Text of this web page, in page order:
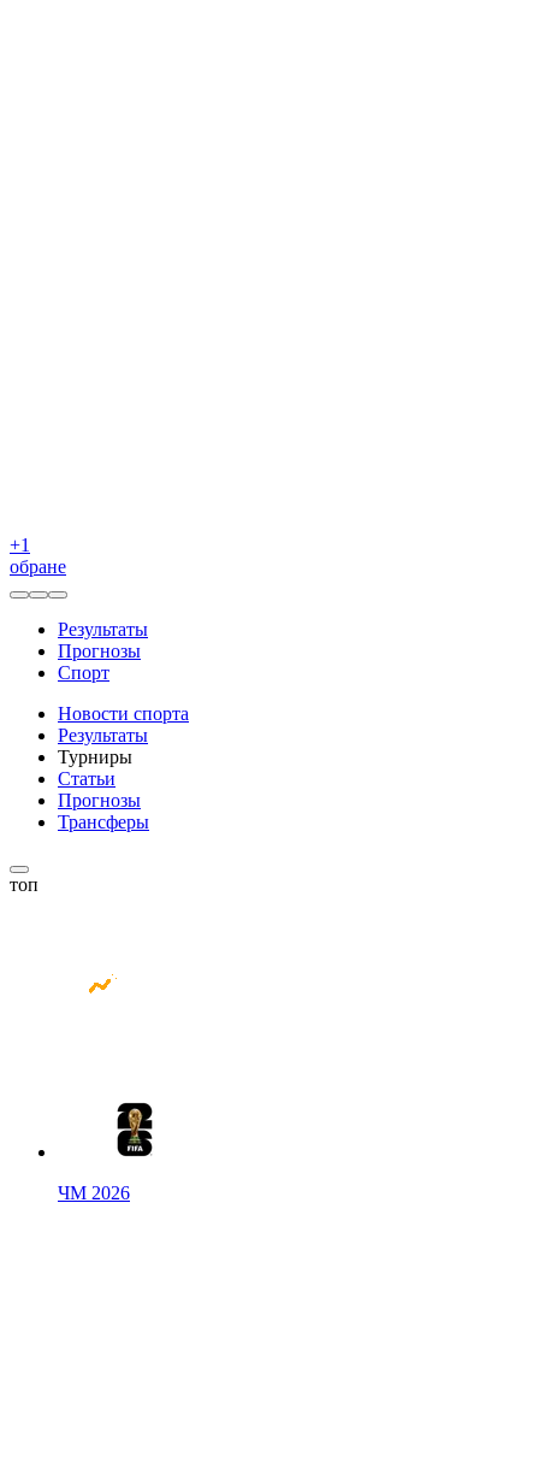
+1
обране
Результаты
Прогнозы
Спорт
Новости спорта
Результаты
Турниры
Статьи
Прогнозы
Трансферы
топ
ЧМ 2026